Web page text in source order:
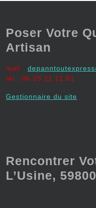
Poser Votre
Artisan
mail :
tél : 06 25 11 12 81
Gestionnaire du site
Rencontrer
L’Usine,